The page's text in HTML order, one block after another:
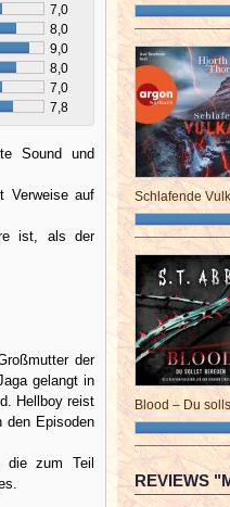
7,0
8,0
9,0
8,0
7,0
7,8
Sound und
Verweise auf
ist, als der
der
gelangt in
Hellboy reist
den Episoden
die zum Teil
Schlafende
Blood – Du
REVIEWS